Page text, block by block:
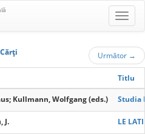
Cărţi Următor →
Titlu
Kullmann, Wolfgang (eds.) Studia
J. LE